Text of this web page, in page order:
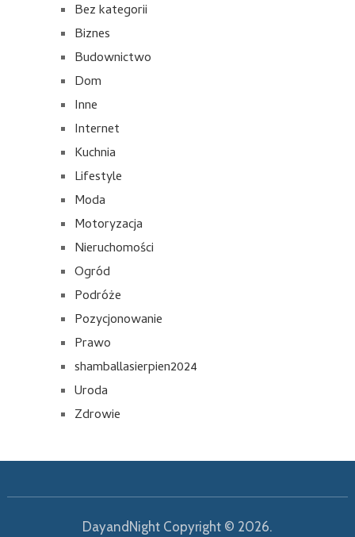
Bez kategorii
Biznes
Budownictwo
Dom
Inne
Internet
Kuchnia
Lifestyle
Moda
Motoryzacja
Nieruchomości
Ogród
Podróże
Pozycjonowanie
Prawo
shamballasierpien2024
Uroda
Zdrowie
DayandNight Copyright © 2026.